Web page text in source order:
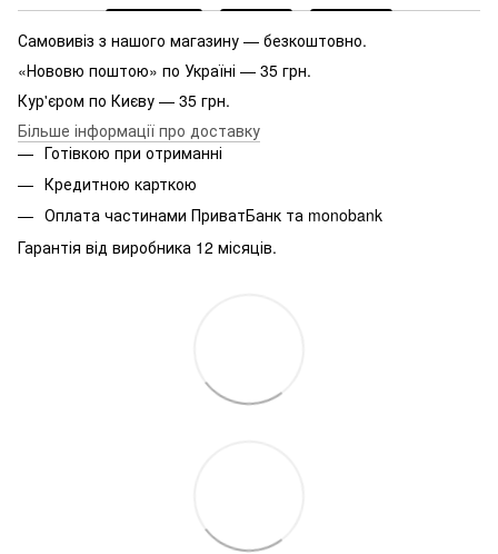
Самовивіз з нашого магазину — безкоштовно.
«Нововю поштою» по Україні — 35 грн.
Кур'єром по Києву — 35 грн.
Більше інформації про доставку
Готівкою при отриманні
Кредитною карткою
Оплата частинами ПриватБанк та monobank
Гарантія від виробника 12 місяців.